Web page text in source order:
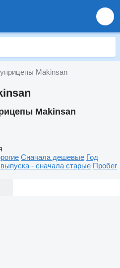
Makinsan
Makinsan
Сначала дешевые Год
- сначала старые Пробег